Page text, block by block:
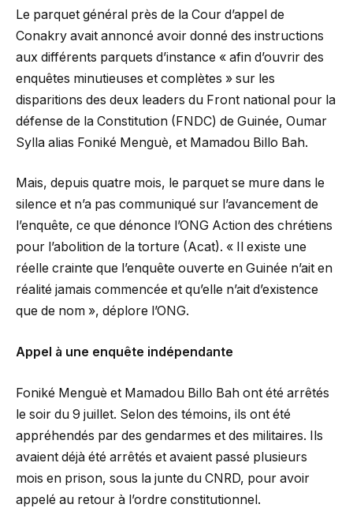
Le parquet général près de la Cour d’appel de
Conakry avait annoncé avoir donné des instructions
aux différents parquets d’instance « afin d’ouvrir des
enquêtes minutieuses et complètes » sur les
disparitions des deux leaders du Front national pour la
défense de la Constitution (FNDC) de Guinée, Oumar
Sylla alias Foniké Menguè, et Mamadou Billo Bah.
Mais, depuis quatre mois, le parquet se mure dans le
silence et n’a pas communiqué sur l’avancement de
l’enquête, ce que dénonce l’ONG Action des chrétiens
pour l’abolition de la torture (Acat). « Il existe une
réelle crainte que l’enquête ouverte en Guinée n’ait en
réalité jamais commencée et qu’elle n’ait d’existence
que de nom », déplore l’ONG.
Appel à une enquête indépendante
Foniké Menguè et Mamadou Billo Bah ont été arrêtés
le soir du 9 juillet. Selon des témoins, ils ont été
appréhendés par des gendarmes et des militaires. Ils
avaient déjà été arrêtés et avaient passé plusieurs
mois en prison, sous la junte du CNRD, pour avoir
appelé au retour à l’ordre constitutionnel.